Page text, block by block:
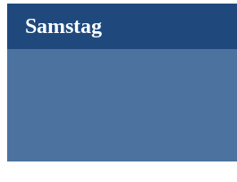
Samstag